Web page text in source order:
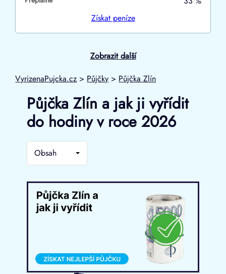
Získatpeníze
Zobrazit další
VyrizenaPujcka.cz > Půjčky > Půjčka Zlín
Půjčka Zlín a jak ji vyřídit
do hodiny v roce 2026
Obsah